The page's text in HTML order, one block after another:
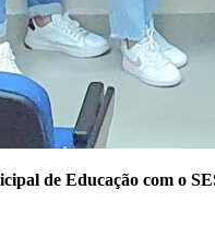
de Educação com o